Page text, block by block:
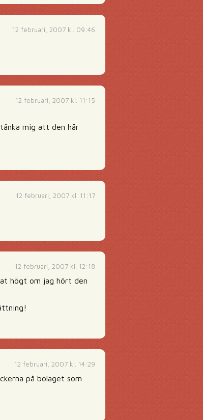
12 februari, 2007 kl. 09:46
12 februari, 2007 kl. 11:15
mig att den här
12 februari, 2007 kl. 11:17
12 februari, 2007 kl. 12:18
högt om jag hört den
12 februari, 2007 kl. 14:29
på bolaget som